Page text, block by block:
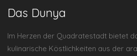
Das Dunya
Im Herzen der Quadratestadt bietet
kulinarische Köstlichkeiten aus der